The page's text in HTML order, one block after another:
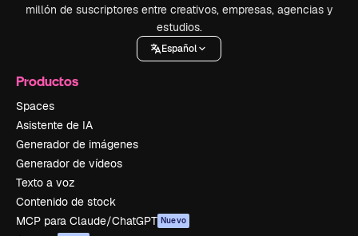
millón de suscriptores entre creativos, empresas, agencias y
estudios.
Español
Productos
Spaces
Asistente de IA
Generador de imágenes
Generador de vídeos
Texto a voz
Contenido de stock
MCP para Claude/ChatGPT Nuevo